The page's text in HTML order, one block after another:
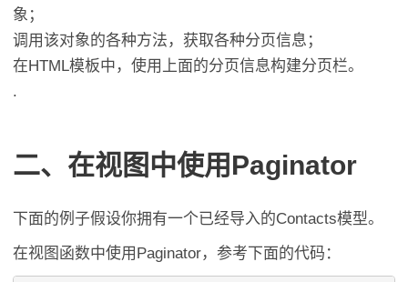
象；
调用该对象的各种方法，获取各种分页信息；
在HTML模板中，使用上面的分页信息构建分页栏。
.
二、在视图中使用Paginator
下面的例子假设你拥有一个已经导入的Contacts模型。
在视图函数中使用Paginator，参考下面的代码：